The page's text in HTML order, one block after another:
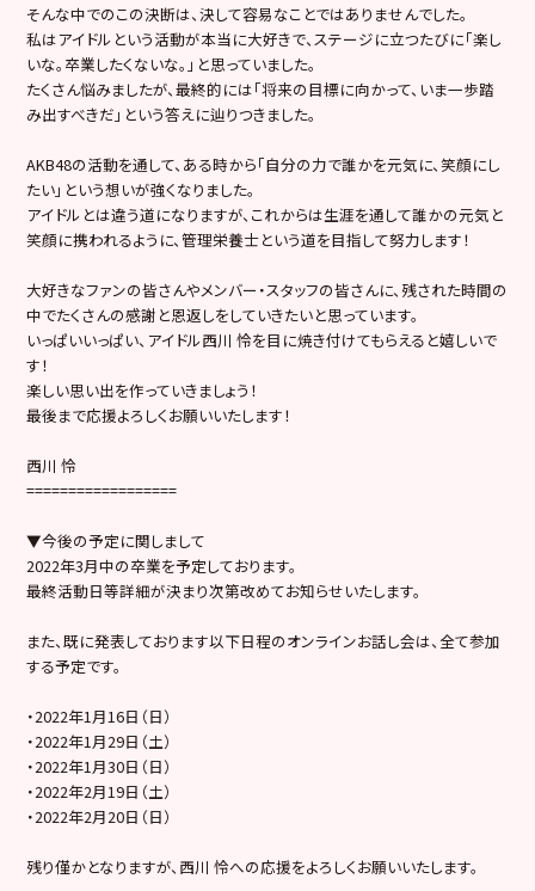
そんな中でのこの決断は、決して容易なことではありませんでした。
私はアイドルという活動が本当に大好きで、ステージに立つたびに「楽し
いな。卒業したくないな。」と思っていました。
たくさん悩みましたが、最終的には「将来の目標に向かって、いま一歩踏
み出すべきだ」という答えに辿りつきました。
AKB48の活動を通して、ある時から「自分の力で誰かを元気に、笑顔にし
たい」という想いが強くなりました。
アイドルとは違う道になりますが、これからは生涯を通して誰かの元気と
笑顔に携われるように、管理栄養士という道を目指して努力します！
大好きなファンの皆さんやメンバー・スタッフの皆さんに、残された時間の
中でたくさんの感謝と恩返しをしていきたいと思っています。
いっぱいいっぱい、アイドル西川 怜を目に焼き付けてもらえると嬉しいで
す！
楽しい思い出を作っていきましょう！
最後まで応援よろしくお願いいたします！
西川 怜
==================
▼今後の予定に関しまして
2022年3月中の卒業を予定しております。
最終活動日等詳細が決まり次第改めてお知らせいたします。
また、既に発表しております以下日程のオンラインお話し会は、全て参加
する予定です。
・2022年1月16日（日）
・2022年1月29日（土）
・2022年1月30日（日）
・2022年2月19日（土）
・2022年2月20日（日）
残り僅かとなりますが、西川 怜への応援をよろしくお願いいたします。